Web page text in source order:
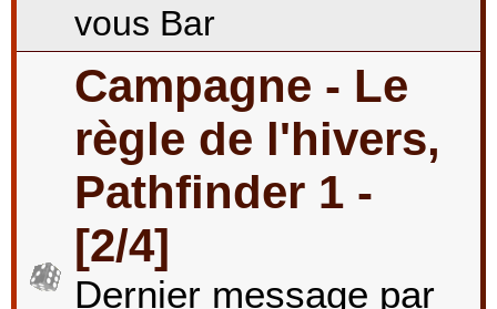
vous Bar
Campagne - Le
règle de l'hivers,
Pathfinder 1 -
[2/4]
Dernier message par